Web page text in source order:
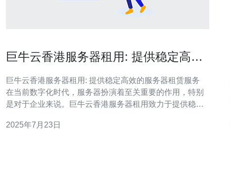
巨牛云香港服务器租用: 提供稳定高效
巨牛云香港服务器租用: 提供稳定高效的服务器租赁服务
在当前数字化时代，服务器扮演着至关重要的作用，特别
是对于企业来说。巨牛云香港服务器租用致力于提供稳定
服务器性能强劲，能够承受高流量和大规模数据处理，保
2025年7月23日